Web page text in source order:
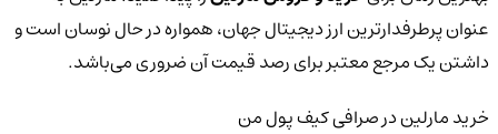
عنوان پرطرفدارترین ارز دیجیتال جهان، همواره در حال نوسان است و
داشتن یک مرجع معتبر برای رصد قیمت آن ضروری می‌باشد.
خرید مارلین در صرافی کیف پول من